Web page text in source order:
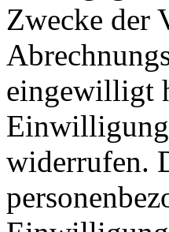
Zwecke der
eingewilligt
widerrufen.